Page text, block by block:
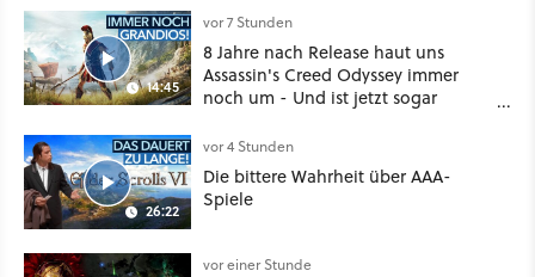
14:45
vor 7 Stunden
8 Jahre nach Release haut uns
Assassin's Creed Odyssey immer
noch um - Und ist jetzt sogar
26:22
vor 4 Stunden
Die bittere Wahrheit über AAA-
Spiele
vor einer Stunde